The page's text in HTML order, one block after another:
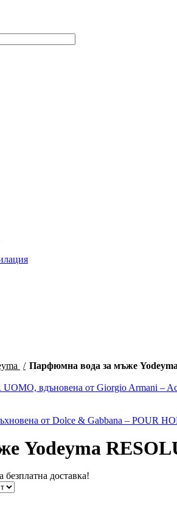
Парфюмна вода за мъже
вдъновена от Giorgio Armani –
от Dolce & Gabbana – POUR
Yodeyma
безплатна доставка!